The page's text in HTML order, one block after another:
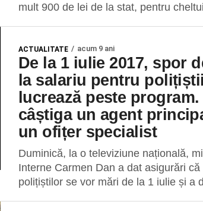
mult 900 de lei de la stat, pentru
ACTUALITATE acum 9 ani
De la 1 iulie 2017, spor
la salariu pentru
lucrează peste program.
câștiga un agent
un ofițer specialist
Duminică, la o televiziune națională,
Interne Carmen Dan a dat asigurări că
polițiștilor se vor mări de la 1 iulie și a